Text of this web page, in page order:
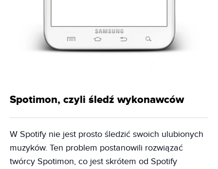
Spotimon, czyli śledź wykonawców
W Spotify nie jest prosto śledzić swoich ulubionych
muzyków. Ten problem postanowili rozwiązać
twórcy Spotimon, co jest skrótem od Spotify